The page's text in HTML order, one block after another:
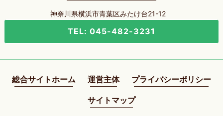
神奈川県横浜市青葉区みたけ台21-12
TEL: 045-482-3231
総合サイトホーム 運営主体 プライバシーポリシー
サイトマップ